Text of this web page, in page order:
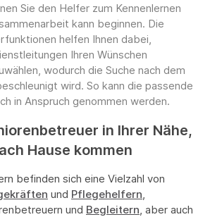
Sie den Helfer zum Kennenlernen
kann beginnen. Die
helfen Ihnen dabei,
Ihren Wünschen
wodurch die Suche nach dem
wird. So kann die passende
in Anspruch genommen werden.
in Ihrer Nähe,
Hause kommen
befinden sich eine Vielzahl von
und Pflegehelfern
und Begleitern , aber auch